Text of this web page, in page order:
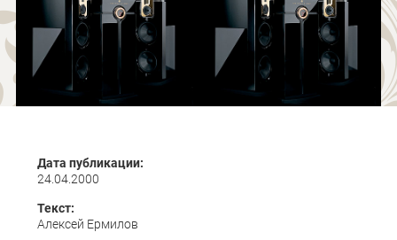
Дата публикации:
24.04.2000
Текст:
Алексей Ермилов